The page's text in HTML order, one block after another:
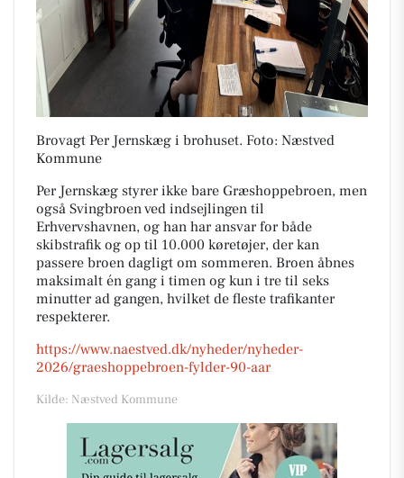
Brovagt Per Jernskæg i brohuset. Foto: Næstved
Kommune
Per Jernskæg styrer ikke bare Græshoppebroen, men
også Svingbroen ved indsejlingen til
Erhvervshavnen, og han har ansvar for både
skibstrafik og op til 10.000 køretøjer, der kan
passere broen dagligt om sommeren. Broen åbnes
maksimalt én gang i timen og kun i tre til seks
minutter ad gangen, hvilket de fleste trafikanter
respekterer.
https://www.naestved.dk/nyheder/nyheder-
2026/graeshoppebroen-fylder-90-aar
Kilde: Næstved Kommune